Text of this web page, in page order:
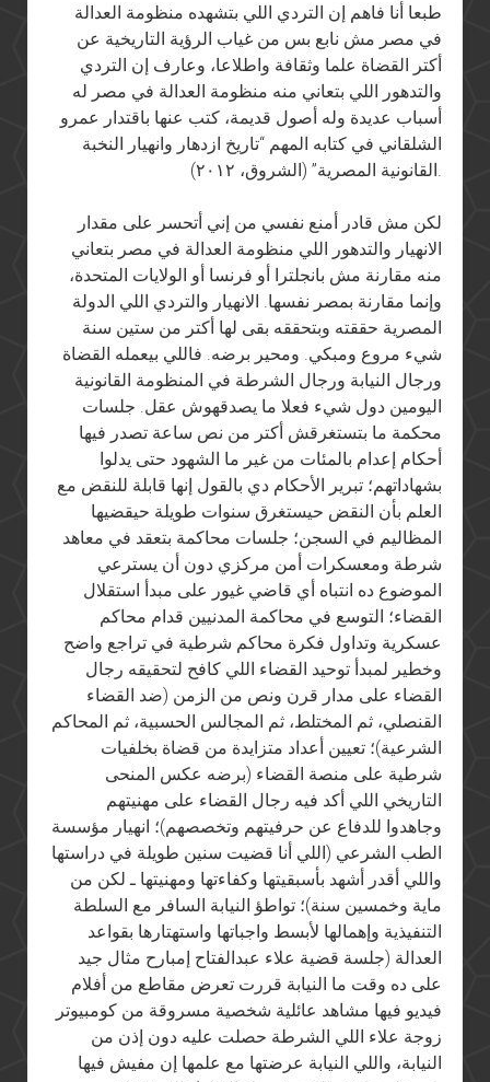
طبعا أنا فاهم إن التردي اللي بتشهده منظومة العدالة
في مصر مش نابع بس من غياب الرؤية التاريخية عن
أكتر القضاة علما وثقافة واطلاعا، وعارف إن التردي
والتدهور اللي بتعاني منه منظومة العدالة في مصر له
أسباب عديدة وله أصول قديمة، كتب عنها باقتدار عمرو
الشلقاني في كتابه المهم “تاريخ ازدهار وانهيار النخبة
لكن مش قادر أمنع نفسي من إني أتحسر على مقدار
الانهيار والتدهور اللي منظومة العدالة في مصر بتعاني
منه مقارنة مش بانجلترا أو فرنسا أو الولايات المتحدة،
وإنما مقارنة بمصر نفسها. الانهيار والتردي اللي الدولة
المصرية حققته وبتحققه بقى لها أكتر من ستين سنة
شيء مروع ومبكي. ومحير برضه. فاللي بيعمله القضاة
ورجال النيابة ورجال الشرطة في المنظومة القانونية
اليومين دول شيء فعلا ما يصدقهوش عقل. جلسات
محكمة ما بتستغرقش أكتر من نص ساعة تصدر فيها
أحكام إعدام بالمئات من غير ما الشهود حتى يدلوا
بشهاداتهم؛ تبرير الأحكام دي بالقول إنها قابلة للنقض مع
العلم بأن النقض حيستغرق سنوات طويلة حيقضيها
المظاليم في السجن؛ جلسات محاكمة بتعقد في معاهد
شرطة ومعسكرات أمن مركزي دون أن يسترعي
الموضوع ده انتباه أي قاضي غيور على مبدأ استقلال
القضاء؛ التوسع في محاكمة المدنيين قدام محاكم
عسكرية وتداول فكرة محاكم شرطية في تراجع واضح
وخطير لمبدأ توحيد القضاء اللي كافح لتحقيقه رجال
القضاء على مدار قرن ونص من الزمن (ضد القضاء
القنصلي، ثم المختلط، ثم المجالس الحسبية، ثم المحاكم
الشرعية)؛ تعيين أعداد متزايدة من قضاة بخلفيات
شرطية على منصة القضاء (برضه عكس المنحى
التاريخي اللي أكد فيه رجال القضاء على مهنيتهم
وجاهدوا للدفاع عن حرفيتهم وتخصصهم)؛ انهيار مؤسسة
الطب الشرعي (اللي أنا قضيت سنين طويلة في دراستها
واللي أقدر أشهد بأسبقيتها وكفاءتها ومهنيتها ـ لكن من
ماية وخمسين سنة)؛ تواطؤ النيابة السافر مع السلطة
التنفيذية وإهمالها لأبسط واجباتها واستهتارها بقواعد
العدالة (جلسة قضية علاء عبدالفتاح إمبارح مثال جيد
على ده وقت ما النيابة قررت تعرض مقاطع من أفلام
فيديو فيها مشاهد عائلية شخصية مسروقة من كومبيوتر
زوجة علاء اللي الشرطة حصلت عليه دون إذن من
النيابة، واللي النيابة عرضتها مع علمها إن مفيش فيها